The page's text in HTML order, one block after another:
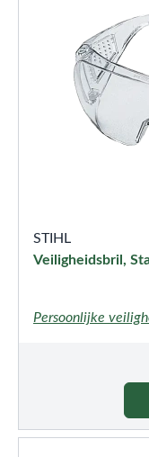
STIHL
Veiligheidsbril,
Persoonlijke